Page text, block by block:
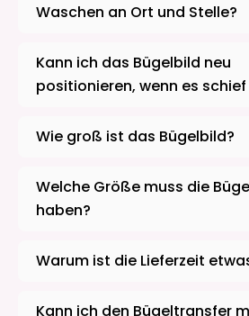
Waschen an Ort und Stelle?
Kann ich das Bügelbild neu
positionieren, wenn es
Wie groß ist das Bügelbild?
Welche Größe muss die
haben?
Warum ist die Lieferzeit
Kann ich den Bügeltransfer